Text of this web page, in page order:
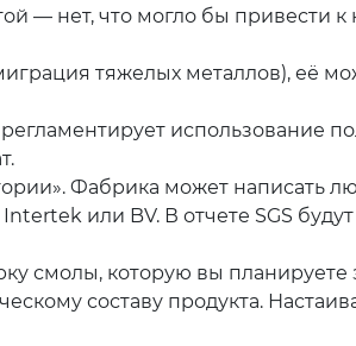
— нет, что могло бы привести
тяжелых металлов), её
использование
Фабрика может написать
или BV. В отчете SGS
смолы, которую вы планируете
составу продукта.